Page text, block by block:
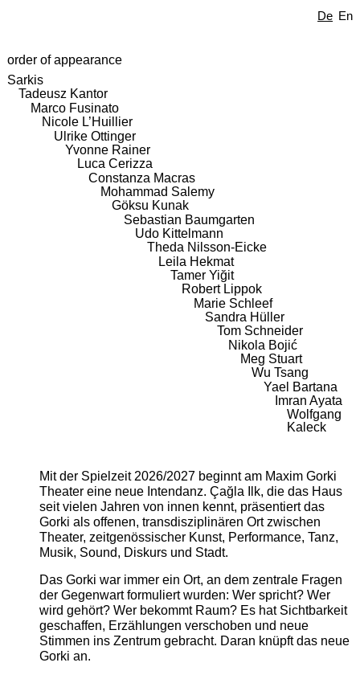
De En
order of appearance
Sarkis
Tadeusz Kantor
Marco Fusinato
Nicole L’Huillier
Ulrike Ottinger
Yvonne Rainer
Luca Cerizza
Constanza Macras
Mohammad Salemy
Göksu Kunak
Sebastian Baumgarten
Udo Kittelmann
Theda Nilsson-Eicke
Leila Hekmat
Tamer Yiğit
Robert Lippok
Marie Schleef
Sandra Hüller
Tom Schneider
Nikola Bojić
Meg Stuart
Wu Tsang
Yael Bartana
Imran Ayata
Wolfgang
Kaleck
Mit der Spielzeit 2026/2027 beginnt am Maxim Gorki
Theater eine neue Intendanz. Çağla Ilk, die das Haus
seit vielen Jahren von innen kennt, präsentiert das
Gorki als offenen, transdisziplinären Ort zwischen
Theater, zeitgenössischer Kunst, Performance, Tanz,
Musik, Sound, Diskurs und Stadt.
Das Gorki war immer ein Ort, an dem zentrale Fragen
der Gegenwart formuliert wurden: Wer spricht? Wer
wird gehört? Wer bekommt Raum? Es hat Sichtbarkeit
geschaffen, Erzählungen verschoben und neue
Stimmen ins Zentrum gebracht. Daran knüpft das neue
Gorki an.